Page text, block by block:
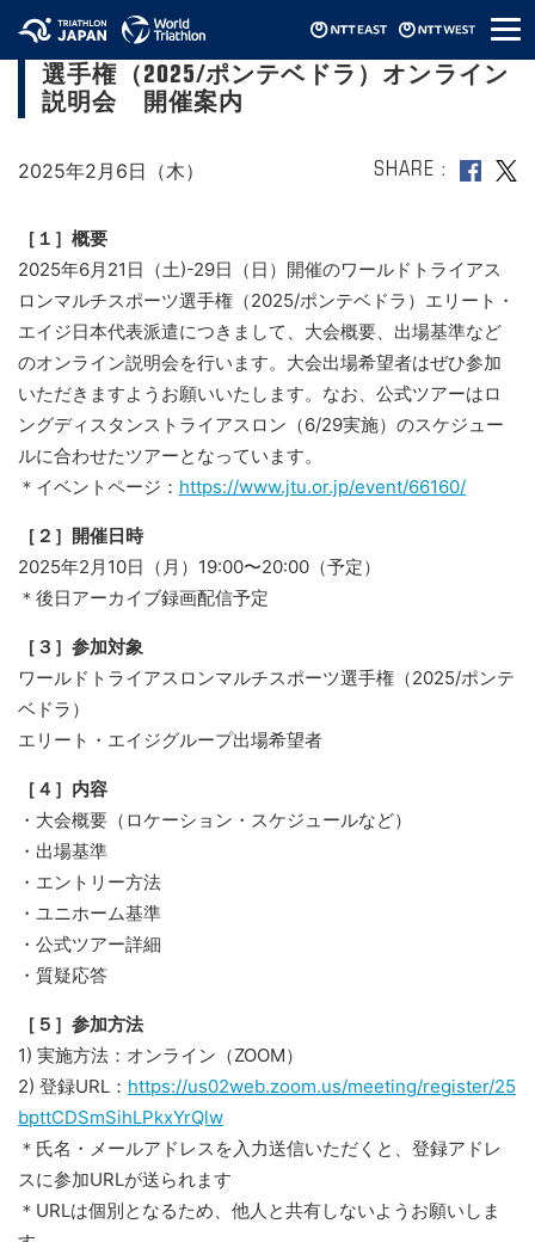
メ
ニ
ュ
ワールドトライアスロンマルチスポーツ
選手権（2025/ポンテベドラ）オンライン
説明会 開催案内
2025年2月6日（木） SHARE
［１］概要
2025年6月21日（土)-29日（日）開催のワールドトライアス
ロンマルチスポーツ選手権（2025/ポンテベドラ）エリート・
エイジ日本代表派遣につきまして、大会概要、出場基準など
のオンライン説明会を行います。大会出場希望者はぜひ参加
いただきますようお願いいたします。なお、公式ツアーはロ
ングディスタンストライアスロン（6/29実施）のスケジュー
ルに合わせたツアーとなっています。
＊イベントページ： https://www.jtu.or.jp/event/66160/
［２］開催日時
2025年2月10日（月）19:00〜20:00（予定）
＊後日アーカイブ録画配信予定
［３］参加対象
ワールドトライアスロンマルチスポーツ選手権（2025/ポンテ
ベドラ）
エリート・エイジグループ出場希望者
［４］内容
・大会概要（ロケーション・スケジュールなど）
・出場基準
・エントリー方法
・ユニホーム基準
・公式ツアー詳細
・質疑応答
［５］参加方法
1) 実施方法：オンライン（ZOOM）
2) 登録URL： https://us02web.zoom.us/meeting/register/25
bpttCDSmSihLPkxYrQlw
＊氏名・メールアドレスを入力送信いただくと、登録アドレ
スに参加URLが送られます
＊URLは個別となるため、他人と共有しないようお願いしま